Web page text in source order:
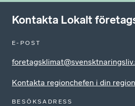
Kontakta Lokalt
E-POST
Kontakta regionchefen i din region
BESÖKSADRESS